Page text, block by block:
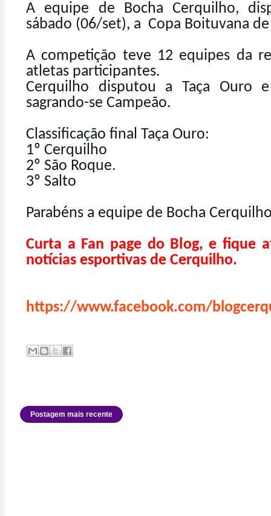
A equipe de Bocha Cerquilho,
sábado (06/set), a Copa Boituvana
A competição teve 12 equipes da
atletas participantes.
Cerquilho disputou a Taça Ouro
sagrando-se Campeão.
Classificação final Taça Ouro:
1º Cerquilho
2º São Roque.
3º Salto
Parabéns a equipe de Bocha
Curta a Fan page do Blog, e fique
notícias esportivas de Cerquilho.
https://www.facebook.com/
Postagem mais recente